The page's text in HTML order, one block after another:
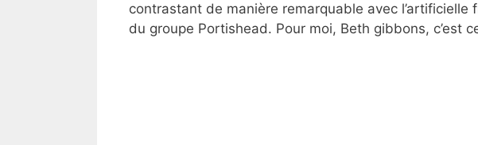
contrastant de manière remarquable avec
du groupe Portishead. Pour moi, Beth gibbons, c’est